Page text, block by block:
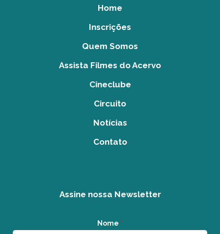
Home
Inscrições
Quem Somos
Assista Filmes do Acervo
Cineclube
Circuito
Notícias
Contato
Assine nossa Newsletter
Nome *